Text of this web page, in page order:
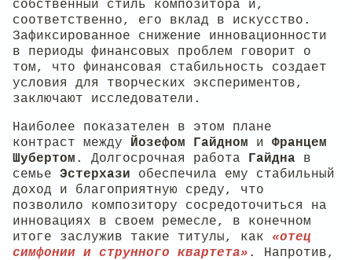
собственный стиль композитора и,
соответственно, его вклад в искусство.
Зафиксированное снижение инновационности
в периоды финансовых проблем говорит о
том, что финансовая стабильность создает
условия для творческих экспериментов,
заключают исследователи.
Наиболее показателен в этом плане
контраст между Йозефом Гайдном и Францем
Шубертом . Долгосрочная работа Гайдна в
семье Эстерхази обеспечила ему стабильный
доход и благоприятную среду, что
позволило композитору сосредоточиться на
инновациях в своем ремесле, в конечном
итоге заслужив такие титулы, как «отец
симфонии и струнного квартета» . Напротив,